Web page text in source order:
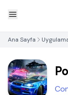
Ana Sayfa